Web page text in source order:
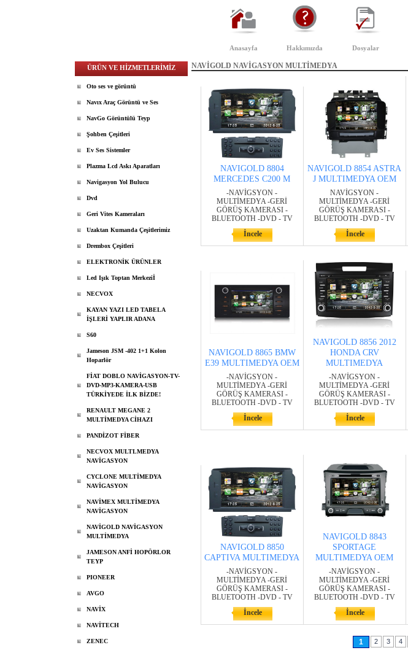
Anasayfa Hakkımızda Dosyalar
ÜRÜN VE HİZMETLERİMİZ
Oto ses ve görüntü
Navıx Araç Görüntü ve Ses
NavGo Görüntülü Teyp
Şohben Çeşitleri
Ev Ses Sistemler
Plazma Lcd Askı Aparatları
Navigasyon Yol Bulucu
Dvd
Geri Vites Kameraları
Uzaktan Kumanda Çeşitlerimiz
Drembox Çeşitleri
ELEKTRONİK ÜRÜNLER
Led Işık Toptan Merkeziİ
NECVOX
KAYAN YAZI LED TABELA
İŞLERİ YAPLIR ADANA
S60
Jameson JSM -402 1+1 Kolon
Hoparlör
FİAT DOBLO NAVİGASYON-TV-
DVD-MP3-KAMERA-USB
TÜRKİYEDE İLK BİZDE!
RENAULT MEGANE 2
MULTİMEDYA CİHAZI
PANDİZOT FİBER
NECVOX MULTLMEDYA
NAVİGASYON
CYCLONE MULTİMEDYA
NAVİGASYON
NAVİMEX MULTİMEDYA
NAVİGASYON
NAVİGOLD NAVİGASYON
MULTİMEDYA
JAMESON ANFİ HOPÖRLOR
TEYP
PIONEER
AVGO
NAVİX
NAVİTECH
ZENEC
NAVİGOLD NAVİGASYON MULTİMEDYA
NAVIGOLD 8804
MERCEDES C200 M
-NAVİGSYON -
MULTİMEDYA -GERİ
GÖRÜŞ KAMERASI -
BLUETOOTH -DVD - TV
İncele
NAVIGOLD 8854 ASTRA
J MULTIMEDYA OEM
NAVİGSYON -
MULTİMEDYA -GERİ
GÖRÜŞ KAMERASI -
BLUETOOTH -DVD - TV
İncele
NAVIGOLD 8865 BMW
E39 MULTIMEDYA OEM
-NAVİGSYON -
MULTİMEDYA -GERİ
GÖRÜŞ KAMERASI -
BLUETOOTH -DVD - TV
İncele
NAVIGOLD 8856 2012
HONDA CRV
MULTIMEDYA
-NAVİGSYON -
MULTİMEDYA -GERİ
GÖRÜŞ KAMERASI -
BLUETOOTH -DVD - TV
İncele
NAVIGOLD 8850
CAPTIVA MULTIMEDYA
-NAVİGSYON -
MULTİMEDYA -GERİ
GÖRÜŞ KAMERASI -
BLUETOOTH -DVD - TV
İncele
NAVIGOLD 8843
SPORTAGE
MULTIMEDYA OEM
-NAVİGSYON -
MULTİMEDYA -GERİ
GÖRÜŞ KAMERASI -
BLUETOOTH -DVD - TV
İncele
1 2 3 4